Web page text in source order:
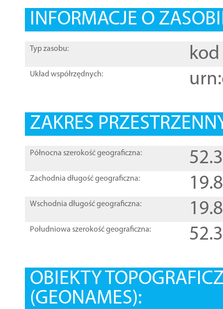
INFORMACJE O
Typ zasobu: kod
Układ współrzędnych:
ZAKRES
Północna szerokość geograficzna:
Zachodnia długość geograficzna:
Wschodnia długość geograficzna:
Południowa szerokość geograficzna:
OBIEKTY
(GEONAMES):